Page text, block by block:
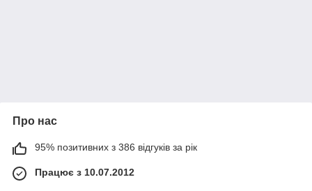
Про нас
95% позитивних з 386 відгуків за рік
Працює з 10.07.2012